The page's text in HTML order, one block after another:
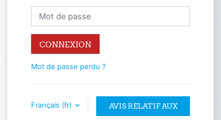
Mot de passe
CONNEXION
Mot de passe perdu ?
Français ‎(fr)‎ AVIS RELATIF AUX